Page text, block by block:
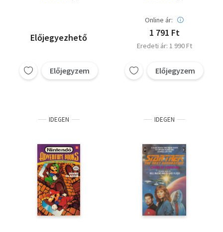
Előjegyezhető
Előjegyzem
Online ár:
1 791 Ft
Eredeti ár: 1 990 Ft
Előjegyzem
IDEGEN IDEGEN